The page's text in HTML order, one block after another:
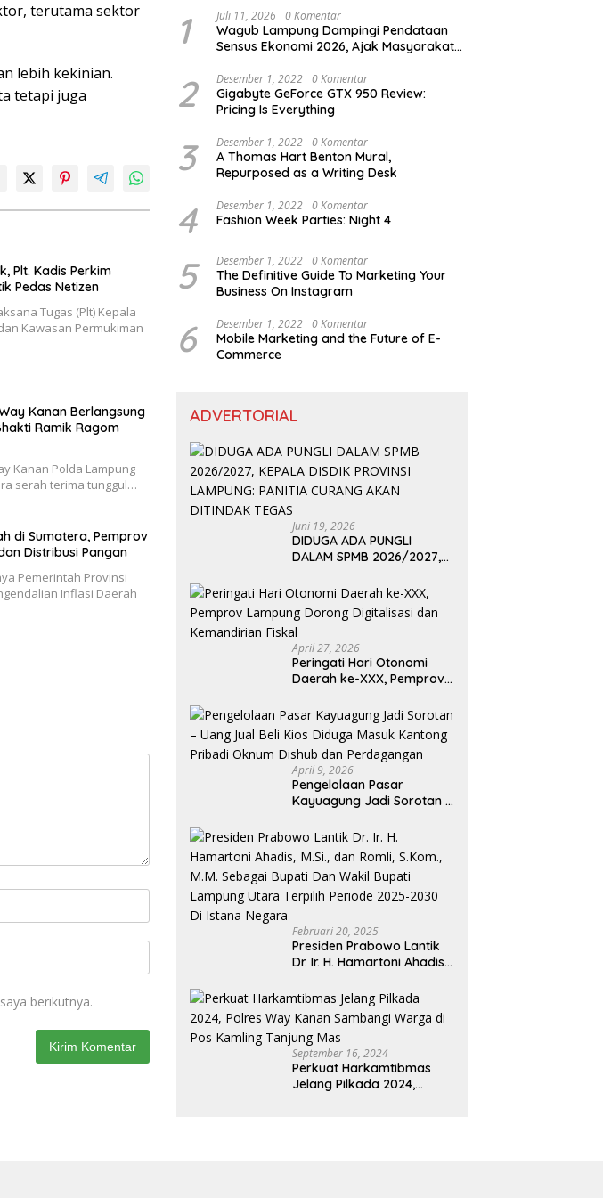
terutama sektor
lebih kekinian.
tetapi juga
Plt. Kadis Perkim
Pedas Netizen
Tugas (Plt) Kepala
Kawasan Permukiman
Kanan Berlangsung
Ramik Ragom
Kanan Polda Lampung
serah terima tunggul…
di Sumatera, Pemprov
Distribusi Pangan
Pemerintah Provinsi
Inflasi Daerah
berikutnya.
1 Juli 11, 2026 0 Komentar
Wagub Lampung Dampingi Pendataan
Sensus Ekonomi 2026, Ajak Masyarakat
2 Desember 1, 2022 0 Komentar
Gigabyte GeForce GTX 950 Review:
Pricing Is Everything
3 Desember 1, 2022 0 Komentar
A Thomas Hart Benton Mural,
Repurposed as a Writing Desk
4 Desember 1, 2022 0 Komentar
Fashion Week Parties: Night 4
5 Desember 1, 2022 0 Komentar
The Definitive Guide To Marketing Your
Business On Instagram
6 Desember 1, 2022 0 Komentar
Mobile Marketing and the Future of E-
Commerce
ADVERTORIAL
Juni 19, 2026
DIDUGA ADA PUNGLI
DALAM SPMB 2026/2027,
LAMPUNG: PANITIA CURANG
AKAN DITINDAK TEGAS
April 27, 2026
Peringati Hari Otonomi
Daerah ke-XXX, Pemprov
Digitalisasi dan
Kemandirian Fiskal
April 9, 2026
Pengelolaan Pasar
Kayuagung Jadi Sorotan –
Masuk Kantong Pribadi
Oknum Dishub dan
Perdagangan
Februari 20, 2025
Presiden Prabowo Lantik
Dr. Ir. H. Hamartoni Ahadis,
M.M. Sebagai Bupati Dan
Wakil Bupati Lampung
Utara Terpilih Periode
2025-2030 Di Istana
Negara
September 16, 2024
Perkuat Harkamtibmas
Jelang Pilkada 2024,